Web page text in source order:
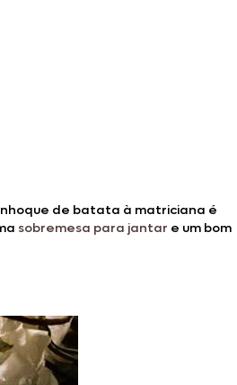
nhoque de batata à matriciana é
sobremesa para jantar e um bom